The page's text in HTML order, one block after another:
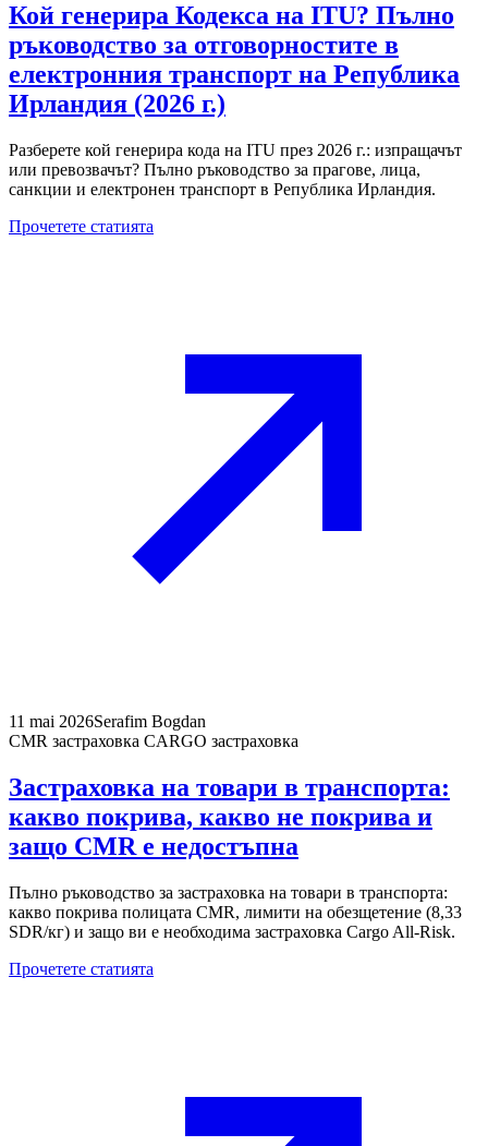
Кой генерира Кодекса на ITU? Пълно
ръководство за отговорностите в
електронния транспорт на Република
Ирландия (2026 г.)
Разберете кой генерира кода на ITU през 2026 г.: изпращачът
или превозвачът? Пълно ръководство за прагове, лица,
санкции и електронен транспорт в Република Ирландия.
Прочетете статията
11 mai 2026Serafim Bogdan
CMR застраховка CARGO застраховка
Застраховка на товари в транспорта:
какво покрива, какво не покрива и
защо CMR е недостъпна
Пълно ръководство за застраховка на товари в транспорта:
какво покрива полицата CMR, лимити на обезщетение (8,33
SDR/кг) и защо ви е необходима застраховка Cargo All-Risk.
Прочетете статията